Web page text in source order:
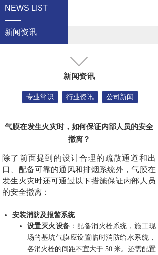
NEWS LIST
——
新闻资讯
新闻资讯
专业常识 行业资讯 公司新闻
气膜在发生火灾时，如何保证内部人员的安全
撤离？
除了前面提到的设计合理的疏散通道和出
口、配备可靠的通风和排烟系统外，气膜在
发生火灾时还可通过以下措施保证内部人员
的安全撤离：
安装消防及报警系统
设置灭火设备 ：配备消火栓系统，施工现
场的基坑气膜应设置临时消防给水系统，
各消火栓的间距不宜大于 50 米。还需配置